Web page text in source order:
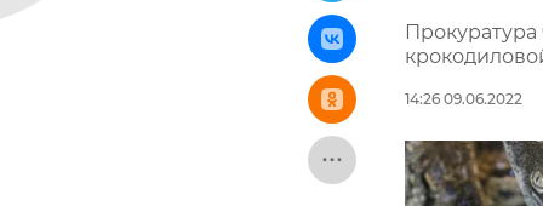
14:26 09.06.2022